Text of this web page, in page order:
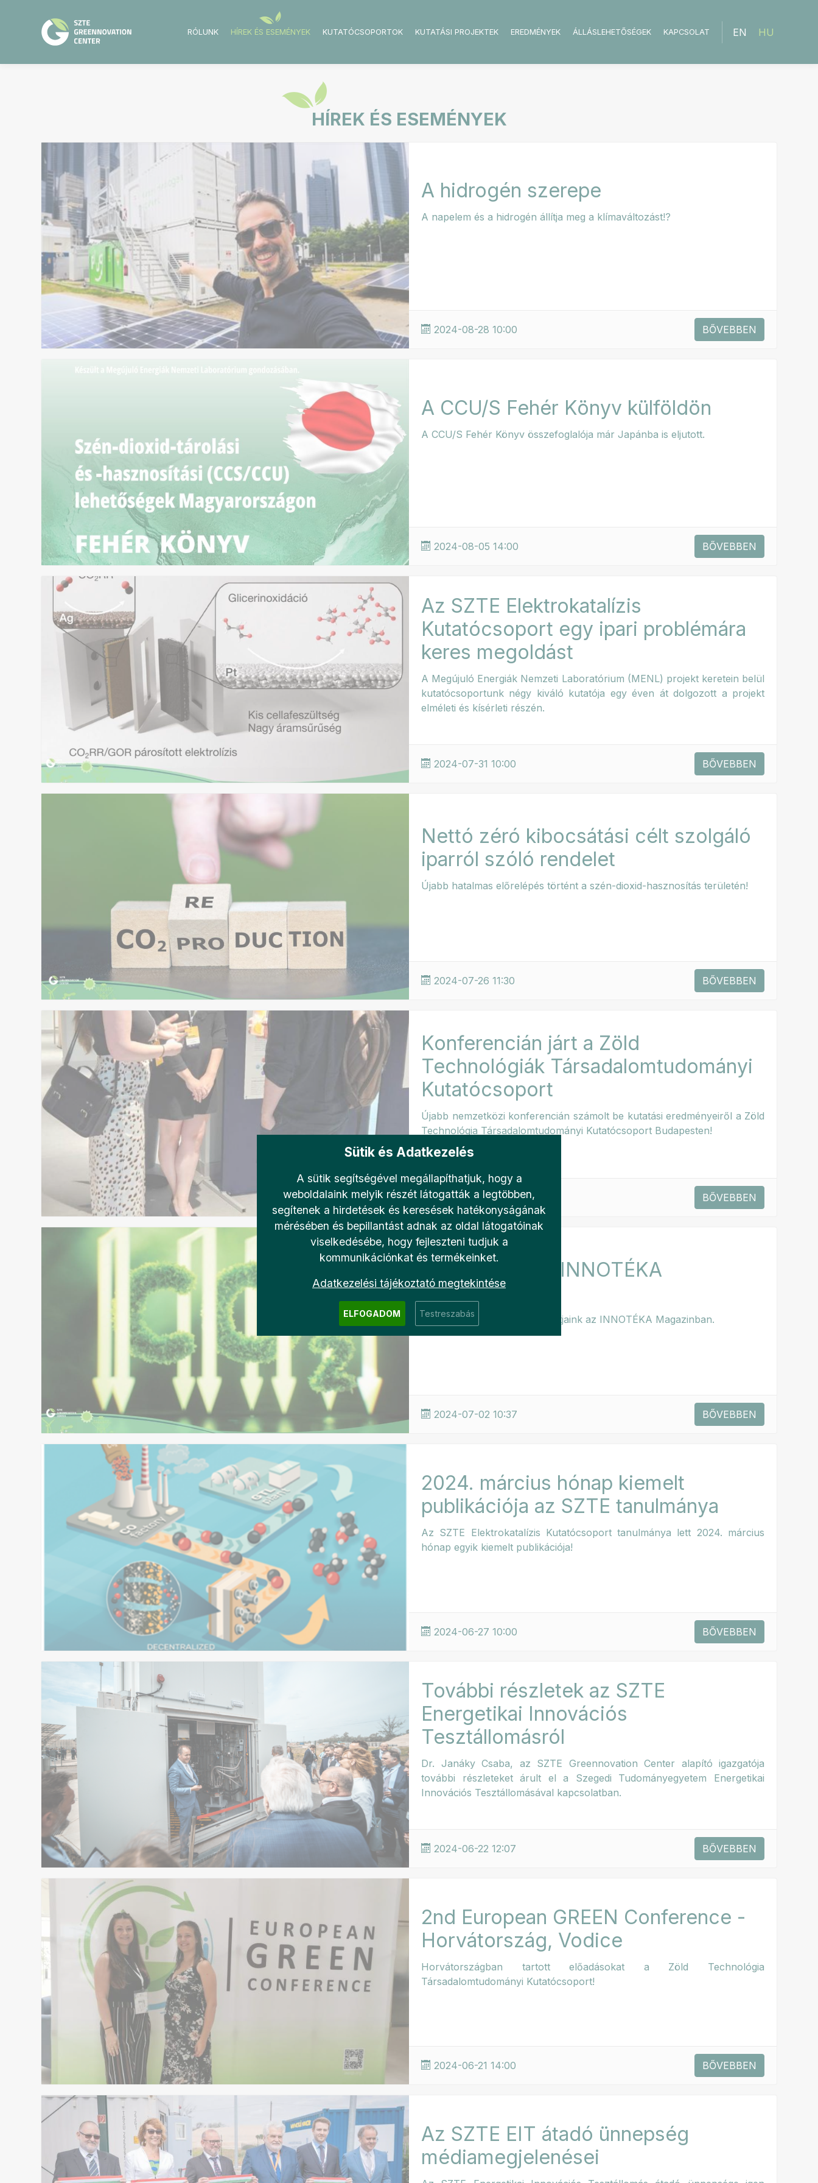
RÓLUNK HÍREK ÉS ESEMÉNYEK KUTATÓCSOPORTOK KUTATÁSI PROJEKTEK EREDMÉNYEK ÁLLÁSLEHETŐSÉGEK KAPCSOLAT EN HU
HÍREK ÉS ESEMÉNYEK
A hidrogén szerepe
A napelem és a hidrogén állítja meg a klímaváltozást!?
2024-08-28 10:00 BŐVEBBEN
A CCU/S Fehér Könyv külföldön
A CCU/S Fehér Könyv összefoglalója már Japánba is eljutott.
2024-08-05 14:00 BŐVEBBEN
Az SZTE Elektrokatalízis
Kutatócsoport egy ipari problémára
keres megoldást
A Megújuló Energiák Nemzeti Laboratórium (MENL) projekt keretein belül
kutatócsoportunk négy kiváló kutatója egy éven át dolgozott a projekt
elméleti és kísérleti részén.
2024-07-31 10:00 BŐVEBBEN
Nettó zéró kibocsátási célt szolgáló
iparról szóló rendelet
Újabb hatalmas előrelépés történt a szén-dioxid-hasznosítás területén!
2024-07-26 11:30 BŐVEBBEN
Konferencián járt a Zöld
Technológiák Társadalomtudományi
Kutatócsoport
Újabb nemzetközi konferencián számolt be kutatási eredményeiről a Zöld
Technológia Társadalomtudományi Kutatócsoport Budapesten!
2024-07-19 14:00 BŐVEBBEN
Megjelenés az INNOTÉKA
Magazinban
Bemutatkoznak kutatócsoportjaink az INNOTÉKA Magazinban.
2024-07-02 10:37 BŐVEBBEN
2024. március hónap kiemelt
publikációja az SZTE tanulmánya
Az SZTE Elektrokatalízis Kutatócsoport tanulmánya lett 2024. március
hónap egyik kiemelt publikációja!
2024-06-27 10:00 BŐVEBBEN
További részletek az SZTE
Energetikai Innovációs
Tesztállomásról
Dr. Janáky Csaba, az SZTE Greennovation Center alapító igazgatója
további részleteket árult el a Szegedi Tudományegyetem Energetikai
Innovációs Tesztállomásával kapcsolatban.
2024-06-22 12:07 BŐVEBBEN
2nd European GREEN Conference -
Horvátország, Vodice
Horvátországban tartott előadásokat a Zöld Technológia
Társadalomtudományi Kutatócsoport!
2024-06-21 14:00 BŐVEBBEN
Az SZTE EIT átadó ünnepség
médiamegjelenései
Sütik és Adatkezelés
A sütik segítségével megállapíthatjuk, hogy a
weboldalaink melyik részét látogatták a legtöbben,
segítenek a hirdetések és keresések hatékonyságának
mérésében és bepillantást adnak az oldal látogatóinak
viselkedésébe, hogy fejleszteni tudjuk a
kommunikációnkat és termékeinket.
Adatkezelési tájékoztató megtekintése
ELFOGADOM Testreszabás